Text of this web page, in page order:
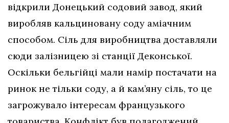
відкрили Донецький содовий завод, який
виробляв кальциновану соду аміачним
способом. Сіль для виробництва доставляли
сюди залізницею зі станції Деконської.
Оскільки бельгійці мали намір постачати на
ринок не тільки соду, а й кам’яну сіль, то це
загрожувало інтересам французького